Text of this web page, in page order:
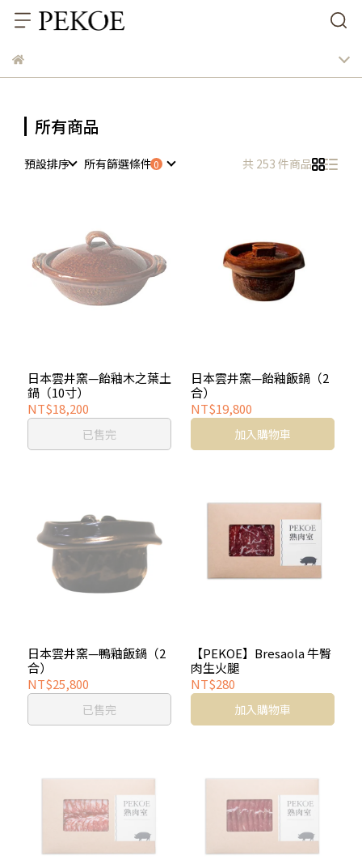
所有商品
預設排序 所有篩選條件 共 253 件商品
日本雲井窯—飴釉木之葉土
鍋（10寸）
NT$18,200
已售完
日本雲井窯—飴釉飯鍋（2
合）
NT$19,800
加入購物車
日本雲井窯—鴨釉飯鍋（2
合）
NT$25,800
已售完
【PEKOE】Bresaola 牛臀
肉生火腿
NT$280
加入購物車